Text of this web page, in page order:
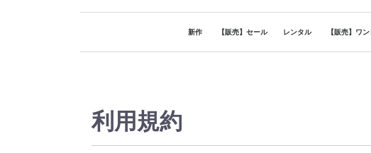
新作 【販売】セール レンタル 【販売】ワ
利用規約